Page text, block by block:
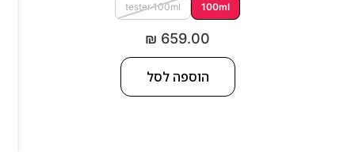
100ml
tester 100ml
₪ 659.00
הוספה לסל